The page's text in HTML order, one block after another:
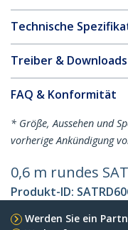
Technische
Treiber & Downloads
FAQ & Konformität
* Größe, Aussehen und
vorherige Ankündigung
0,6 m rundes
Produkt-ID:
Werden Sie ein